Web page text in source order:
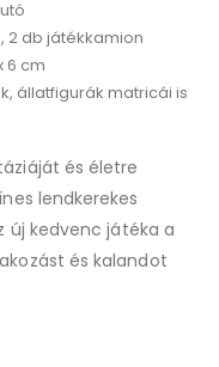
2 db játékkamion
6 cm
állatfigurák matricái is
és életre
lendkerekes
új kedvenc játéka a
és kalandot